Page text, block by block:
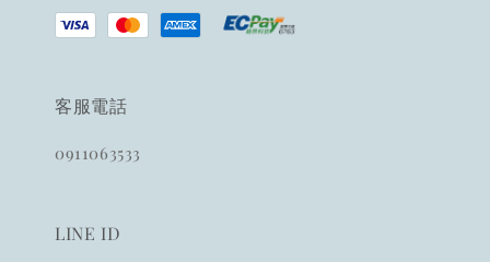
客服電話
0911063533
LINE ID